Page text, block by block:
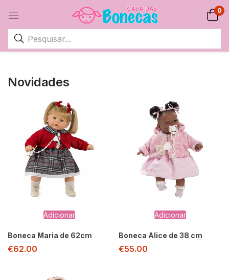
0
Novidades
Adicionar
Boneca Maria de 62cm
€62.00
Adicionar
Boneca Alice de 38 cm
€55.00